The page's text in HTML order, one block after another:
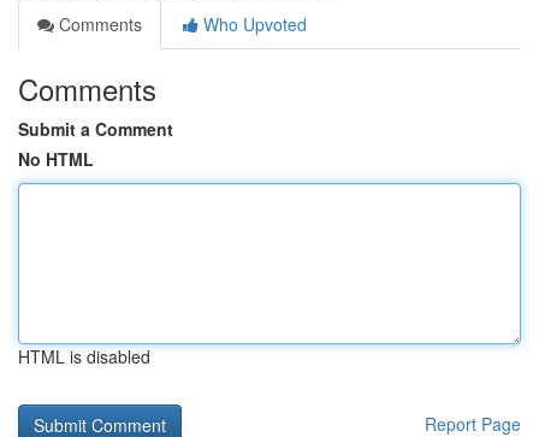
Comments
Who Upvoted
Comments
Submit a Comment
No HTML
HTML is disabled
Report Page